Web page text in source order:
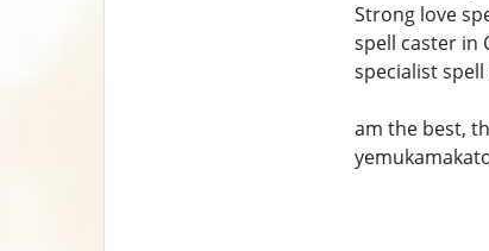
Strong love
spell caster in
specialist spell
am the best,